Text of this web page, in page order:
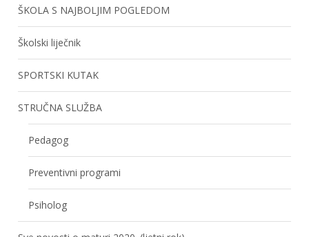
ŠKOLA S NAJBOLJIM POGLEDOM
Školski liječnik
SPORTSKI KUTAK
STRUČNA SLUŽBA
Pedagog
Preventivni programi
Psiholog